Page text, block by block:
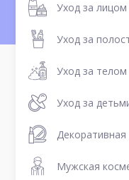
Уход за лицом
Уход за
Уход за телом
Уход за
Мужская